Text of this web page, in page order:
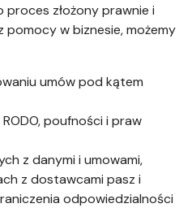
proces złożony prawnie i
pomocy w biznesie, możemy
umów pod kątem
poufności i praw
z danymi i umowami,
z dostawcami pasz i
odpowiedzialności